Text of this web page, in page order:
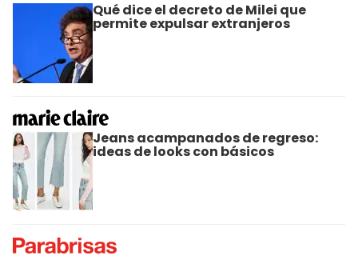
Qué dice el decreto de Milei que
permite expulsar extranjeros
Jeans acampanados de regreso:
ideas de looks con básicos